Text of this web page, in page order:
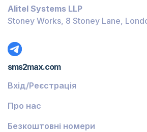
Alitel Systems LLP
Stoney Works, 8 Stoney Lane,
sms2max.com
Вхід/Реєстрація
Про нас
Безкоштовні номери